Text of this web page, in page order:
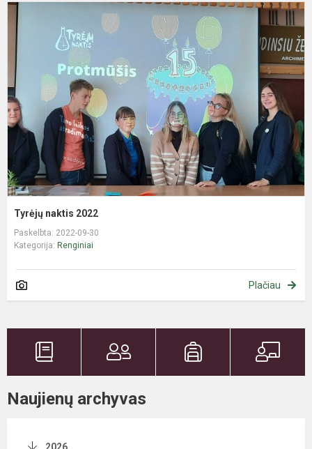
Tyrėjų naktis 2022
Paskelbta: 2022-09-30
Kategorija: Renginiai
Plačiau
Naujienų archyvas
2026